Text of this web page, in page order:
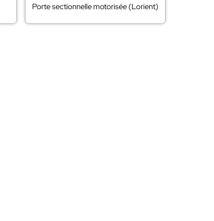
Porte sectionnelle motorisée (Lorient)